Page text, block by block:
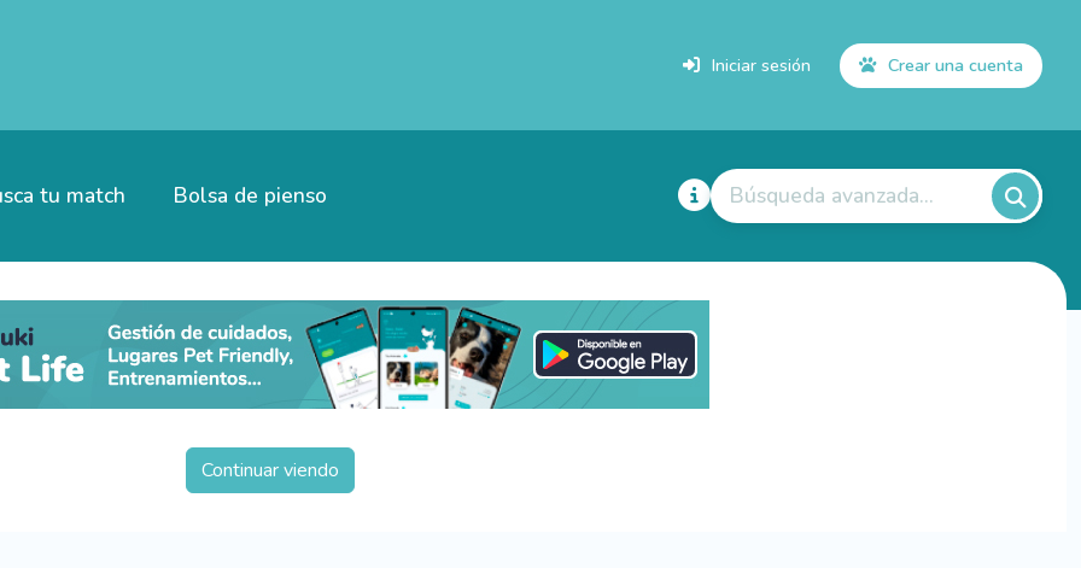
Iniciar sesión Crear una cuenta
tu match Bolsa de pienso Búsqueda avanzada...
Continuar viendo